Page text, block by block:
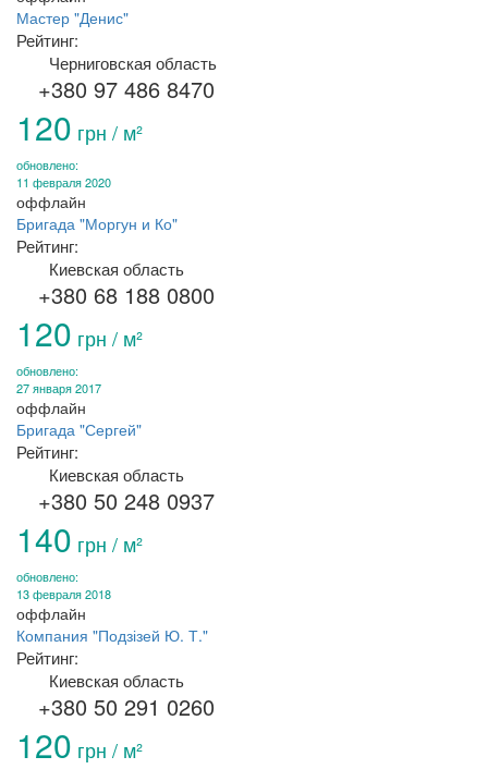
Мастер "Денис"
Рейтинг:
Черниговская область
+380 97 486 8470
120 грн / м²
обновлено:
11 февраля 2020
оффлайн
Бригада "Моргун и Ко"
Рейтинг:
Киевская область
+380 68 188 0800
120 грн / м²
обновлено:
27 января 2017
оффлайн
Бригада "Сергей"
Рейтинг:
Киевская область
+380 50 248 0937
140 грн / м²
обновлено:
13 февраля 2018
оффлайн
Компания "Подзізей Ю. Т."
Рейтинг:
Киевская область
+380 50 291 0260
120 грн / м²